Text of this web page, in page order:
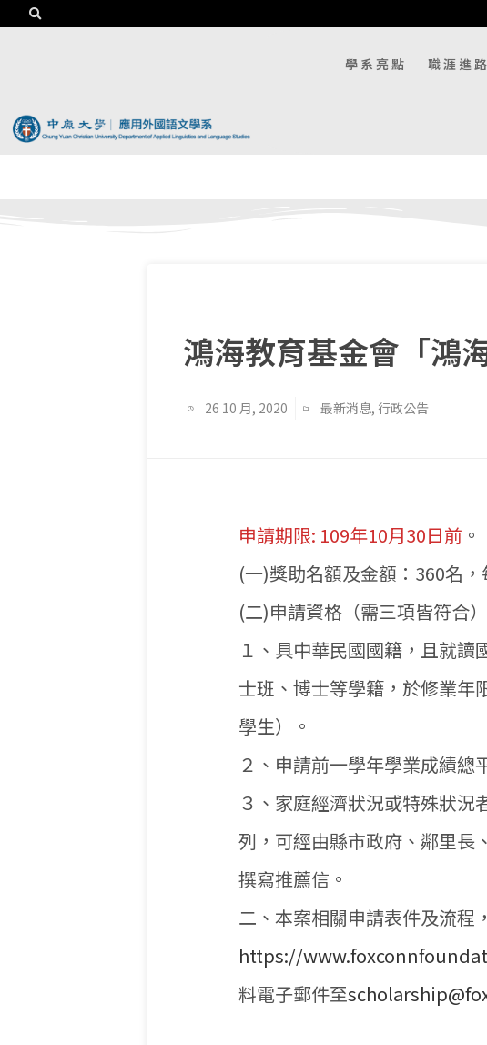
學系亮點 職涯進路
鴻海教育基金會「鴻
26 10 月, 2020 最新消息, 行政公告
申請期限: 109年10月30日前 。
(一)獎助名額及金額：360名
(二)申請資格（需三項皆符合）
１、具中華民國國籍，且就
士班、博士等學籍，於修業年
學生）。
２、申請前一學年學業成績總
３、家庭經濟狀況或特殊狀
列，可經由縣市政府、鄰里長
撰寫推薦信。
二、本案相關申請表件及流程
https://
料電子郵件至